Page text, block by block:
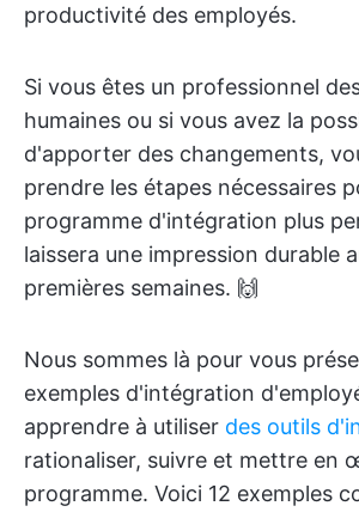
productivité des employés.
Si vous êtes un professionnel
humaines ou si vous avez la
d'apporter des changements,
prendre les étapes nécessaires
programme d'intégration plus
laissera une impression durable
premières semaines. 🙌
Nous sommes là pour vous
exemples d'intégration
apprendre à utiliser des outils
rationaliser, suivre et mettre en
programme. Voici 12 exemples